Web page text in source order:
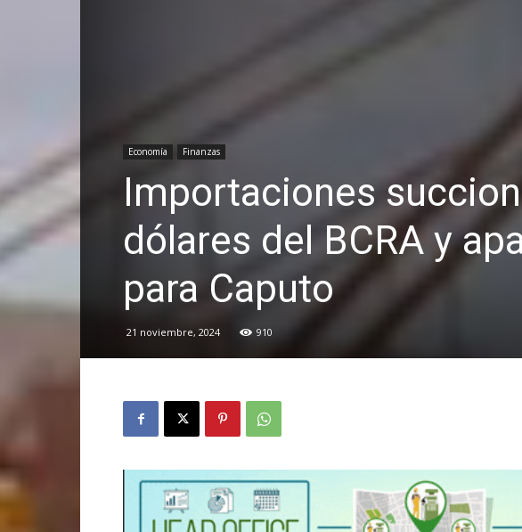
Economía Finanzas
Importaciones
dólares del BCRA y
para Caputo
21 noviembre, 2024 910